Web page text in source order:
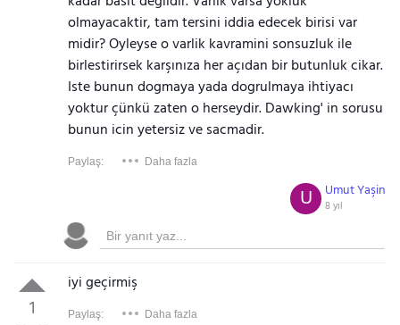
olmayacaktir, tam tersini iddia edecek birisi var
midir? Oyleyse o varlik kavramini sonsuzluk ile
birlestirirsek karşınıza her açıdan bir butunluk cikar.
Iste bunun dogmaya yada dogrulmaya ihtiyacı
yoktur çünkü zaten o herseydir. Dawking' in sorusu
bunun icin yetersiz ve sacmadir.
Paylaş: Daha fazla
Umut Yaşin
8 yıl
U
1
iyi geçirmiş
Paylaş: Daha fazla